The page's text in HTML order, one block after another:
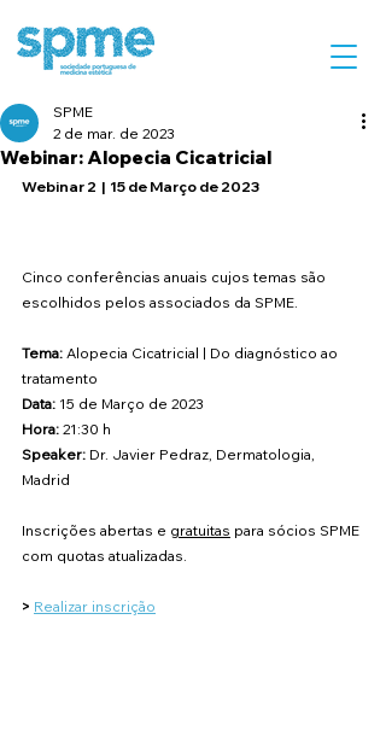
Webinar: Alopecia Cicatricial
SPME
2 de mar. de 2023
Webinar 2  | 15 de Março de 2023
Cinco conferências anuais cujos temas são
escolhidos pelos associados da SPME.
Tema: Alopecia Cicatricial | Do diagnóstico ao
tratamento
Data: 15 de Março de 2023
Hora: 21:30 h
Speaker: Dr. Javier Pedraz, Dermatologia,
Madrid
Inscrições abertas e gratuitas para sócios SPME
com quotas atualizadas.
> Realizar inscrição